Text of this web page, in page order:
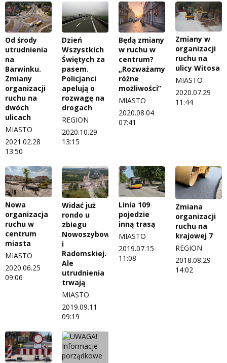
Od środy
utrudnienia
na
Barwinku.
Zmiany
organizacji
ruchu na
dwóch
ulicach
MIASTO
2021.02.28
13:50
Dzień
Wszystkich
Świętych za
pasem.
Policjanci
apelują o
rozwagę na
drogach
REGION
2020.10.29
13:15
Będą zmiany
w ruchu w
centrum?
„Rozważamy
różne
możliwości”
MIASTO
2020.08.04
07:41
Zmiany w
organizacji
ruchu na
ulicy Witosa
MIASTO
2020.07.29
11:44
Nowa
organizacja
ruchu w
centrum
miasta
MIASTO
2020.06.25
09:06
Widać już
rondo u
zbiegu
Nowoszybowcowej
i
Radomskiej.
Ale
utrudnienia
trwają
MIASTO
2019.09.11
09:19
Linia 109
pojedzie
inną trasą
MIASTO
2019.07.15
11:08
Zmiana
organizacji
ruchu na
krajowej 7
REGION
2018.08.29
14:02